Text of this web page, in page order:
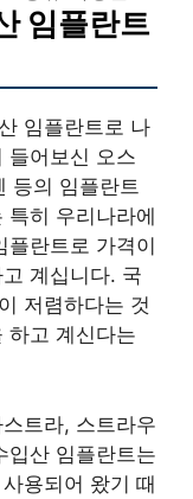
임플란트
임플란트로 나
들어보신 오스
등의 임플란트
히 우리나라에
란트로 가격이
계십니다. 국
저렴하다는 것
하고 계신다는
트라, 스트라우
입산 임플란트는
용되어 왔기 때